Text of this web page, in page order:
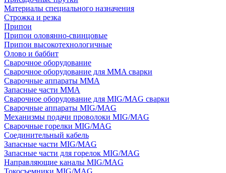
Материалы специального назначения
Строжка и резка
Припои
Припои оловянно-свинцовые
Припои высокотехнологичные
Олово и баббит
Сварочное оборудование
Сварочное оборудование для MMA сварки
Сварочные аппараты MMA
Запасные части MMA
Сварочное оборудование для MIG/MAG сварки
Сварочные аппараты MIG/MAG
Механизмы подачи проволоки MIG/MAG
Сварочные горелки MIG/MAG
Соединительный кабель
Запасные части MIG/MAG
Запасные части для горелок MIG/MAG
Направляющие каналы MIG/MAG
Токосъемники MIG/MAG